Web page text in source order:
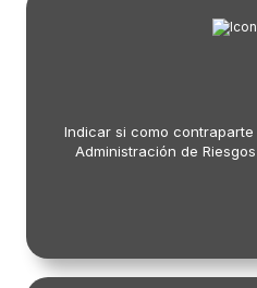
Indicar si como
Administración de Riesgos